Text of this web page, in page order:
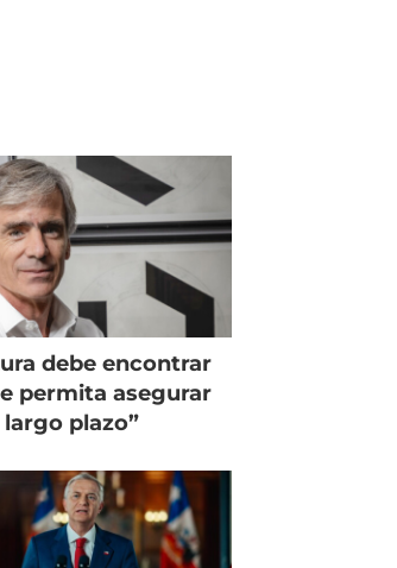
debe encontrar
permita asegurar
plazo”